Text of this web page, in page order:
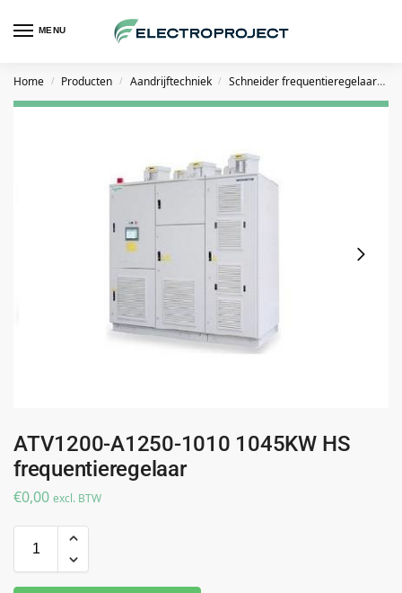
MENU
Home / Producten / Aandrijftechniek / Schneider frequentieregelaars
ATV1200-A1250-1010 1045KW HS
frequentieregelaar
€0,00 excl. BTW